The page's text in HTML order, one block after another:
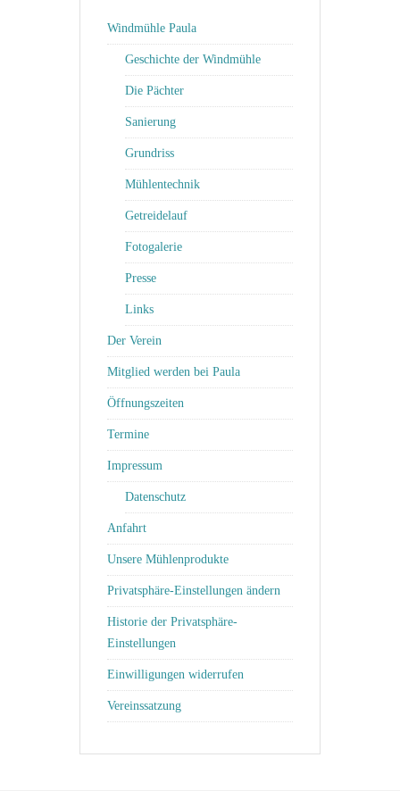
Windmühle Paula
Geschichte der Windmühle
Die Pächter
Sanierung
Grundriss
Mühlentechnik
Getreidelauf
Fotogalerie
Presse
Links
Der Verein
Mitglied werden bei Paula
Öffnungszeiten
Termine
Impressum
Datenschutz
Anfahrt
Unsere Mühlenprodukte
Privatsphäre-Einstellungen ändern
Historie der Privatsphäre-
Einstellungen
Einwilligungen widerrufen
Vereinssatzung